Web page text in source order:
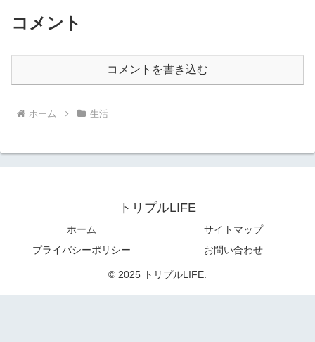
コメント
コメントを書き込む
ホーム 生活
トリプルLIFE
ホーム
サイトマップ
プライバシーポリシー
お問い合わせ
© 2025 トリプルLIFE.